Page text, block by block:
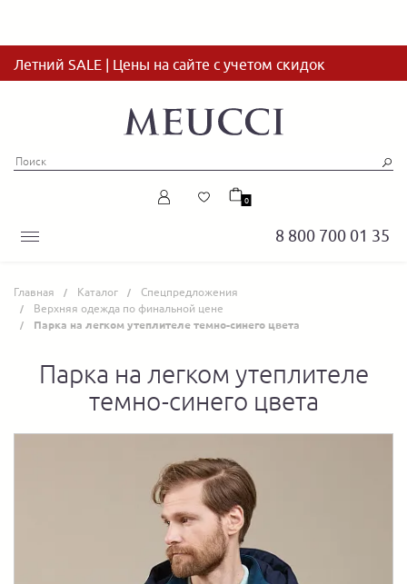
Летний SALE | Цены на сайте с учетом скидок
8 800 700 01 35
0
Главная Каталог
Спецпредложения
Верхняя одежда по финальной цене
Парка на легком утеплителе темно-синего цвета
Парка на легком утеплителе
темно-синего цвета